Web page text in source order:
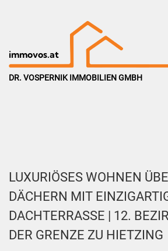
immovos.at
DR. VOSPERNIK IMMOBILIEN GMBH
LUXURIÖSES WOHNEN
DÄCHERN MIT
DACHTERRASSE | 12.
DER GRENZE ZU HIETZING